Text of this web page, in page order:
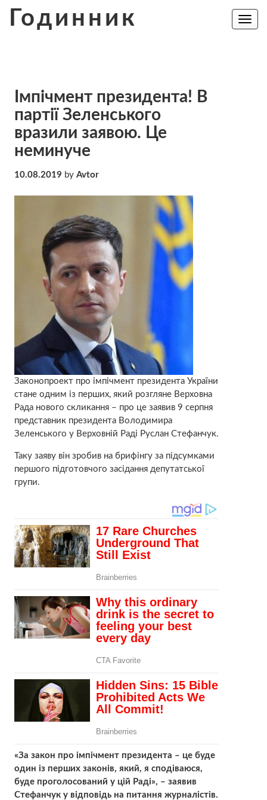
Годинник
Toggle
Імпічмент президента! В
партії Зеленського
вразили заявою. Це
неминуче
10.08.2019 by Avtor
Законопроект про імпічмент президента України
стане одним із перших, який розгляне Верховна
Рада нового скликання – про це заявив 9 серпня
представник президента Володимира
Зеленського у Верховній Раді Руслан Стефанчук.
Таку заяву він зробив на брифінгу за підсумками
першого підготовчого засідання депутатської
групи.
«За закон про імпічмент президента – це буде
один із перших законів, який, я сподіваюся,
буде проголосований у цій Раді», – заявив
Стефанчук у відповідь на питання журналістів.